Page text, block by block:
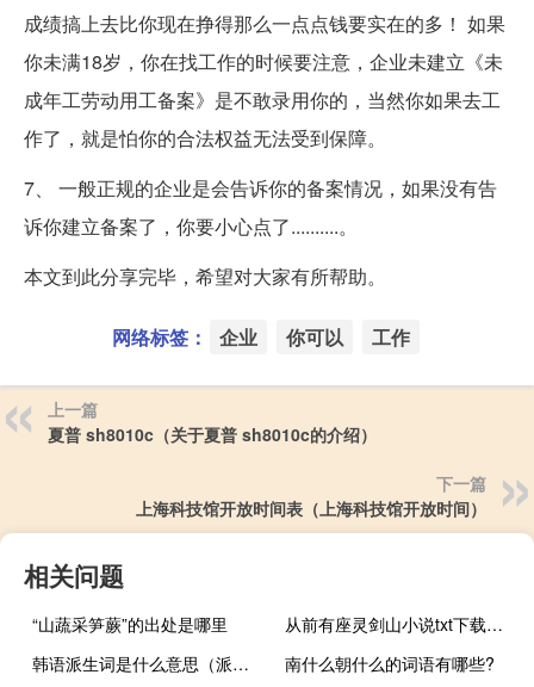
成绩搞上去比你现在挣得那么一点点钱要实在的多！ 如果
你未满18岁，你在找工作的时候要注意，企业未建立《未
成年工劳动用工备案》是不敢录用你的，当然你如果去工
作了，就是怕你的合法权益无法受到保障。
7、 一般正规的企业是会告诉你的备案情况，如果没有告
诉你建立备案了，你要小心点了..........。
本文到此分享完毕，希望对大家有所帮助。
网络标签： 企业 你可以 工作
上一篇
夏普 sh8010c（关于夏普 sh8010c的介绍）
下一篇
上海科技馆开放时间表（上海科技馆开放时间）
相关问题
“山蔬采笋蕨”的出处是哪里
从前有座灵剑山小说txt下载（从前有座灵剑山txt全集下载）
韩语派生词是什么意思（派生词是什么意思）
南什么朝什么的词语有哪些?